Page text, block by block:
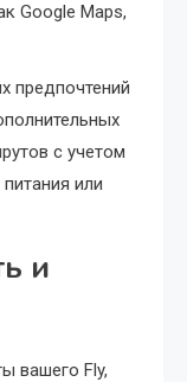
Google Maps,
предпочтений
с учетом
или
и
вашего Fly,